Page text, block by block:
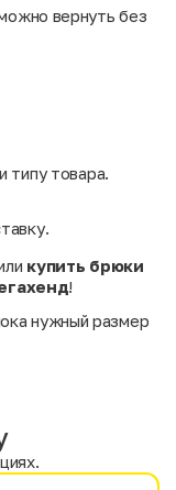
вернуть без
типу товара.
купить брюки
!
нужный размер